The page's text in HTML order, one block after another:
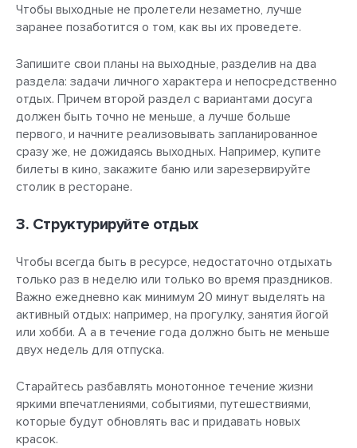
Чтобы выходные не пролетели незаметно, лучше
заранее позаботится о том, как вы их проведете.
Запишите свои планы на выходные, разделив на два
раздела: задачи личного характера и непосредственно
отдых. Причем второй раздел с вариантами досуга
должен быть точно не меньше, а лучше больше
первого, и начните реализовывать запланированное
сразу же, не дожидаясь выходных. Например, купите
билеты в кино, закажите баню или зарезервируйте
столик в ресторане.
3. Структурируйте отдых
Чтобы всегда быть в ресурсе, недостаточно отдыхать
только раз в неделю или только во время праздников.
Важно ежедневно как минимум 20 минут выделять на
активный отдых: например, на прогулку, занятия йогой
или хобби. А а в течение года должно быть не меньше
двух недель для отпуска.
Старайтесь разбавлять монотонное течение жизни
яркими впечатлениями, событиями, путешествиями,
которые будут обновлять вас и придавать новых
красок.